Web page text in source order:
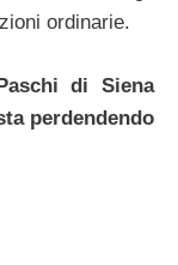
ordinarie.
di Siena
perdendendo